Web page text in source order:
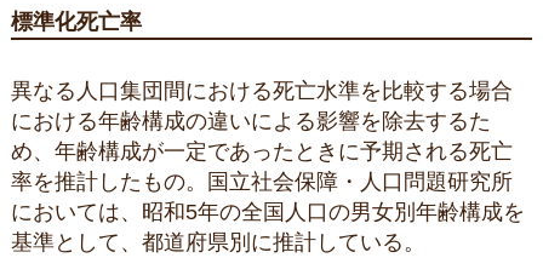
標準化死亡率
異なる人口集団間における死亡水準を比較する場合
における年齢構成の違いによる影響を除去するた
め、年齢構成が一定であったときに予期される死亡
率を推計したもの。国立社会保障・人口問題研究所
においては、昭和5年の全国人口の男女別年齢構成を
基準として、都道府県別に推計している。